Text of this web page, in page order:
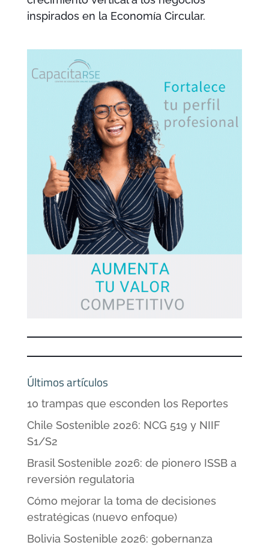
inspirados en la Economía Circular.
Últimos artículos
10 trampas que esconden los Reportes
Chile Sostenible 2026: NCG 519 y NIIF
S1/S2
Brasil Sostenible 2026: de pionero ISSB a
reversión regulatoria
Cómo mejorar la toma de decisiones
estratégicas (nuevo enfoque)
Bolivia Sostenible 2026: gobernanza